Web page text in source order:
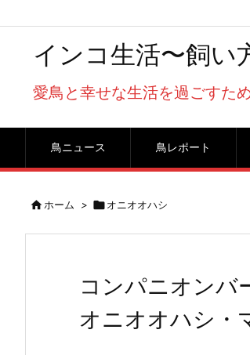
インコ生活〜飼い
愛鳥と幸せな生活を過ごすた
鳥ニュース 鳥レポート
ホーム > オニオオハシ
コンパニオンバ
オニオオハシ・